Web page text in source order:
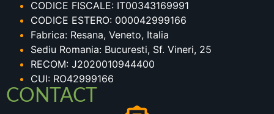
CODICE FISCALE: IT00343169991
CODICE ESTERO: 000042999166
Fabrica: Resana, Veneto, Italia
Sediu Romania: Bucuresti, Sf. Vineri, 25
RECOM: J2020010944400
CUI: RO42999166
CONTACT